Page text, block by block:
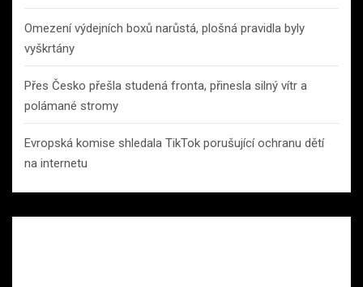
Omezení výdejních boxů narůstá, plošná pravidla byly
vyškrtány
Přes Česko přešla studená fronta, přinesla silný vítr a
polámané stromy
Evropská komise shledala TikTok porušující ochranu dětí
na internetu